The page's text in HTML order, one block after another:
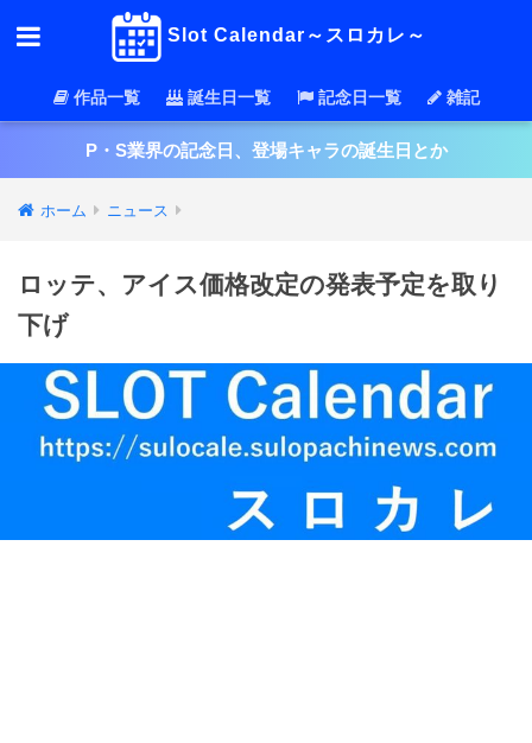
Slot Calendar～スロカレ～
作品一覧 誕生日一覧 記念日一覧 雑記
P・S業界の記念日、登場キャラの誕生日とか
ホーム ニュース
ロッテ、アイス価格改定の発表予定を取り
下げ